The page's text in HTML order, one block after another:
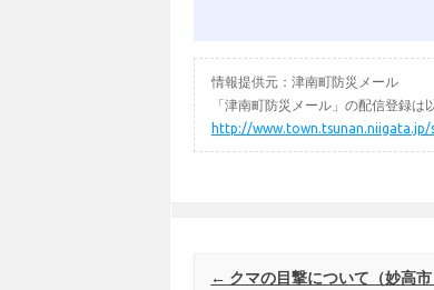
情報提供元：津南町防災メール
「津南町防災メール」の配信登録は
http://
Post navigation
← クマの目撃について（妙高市